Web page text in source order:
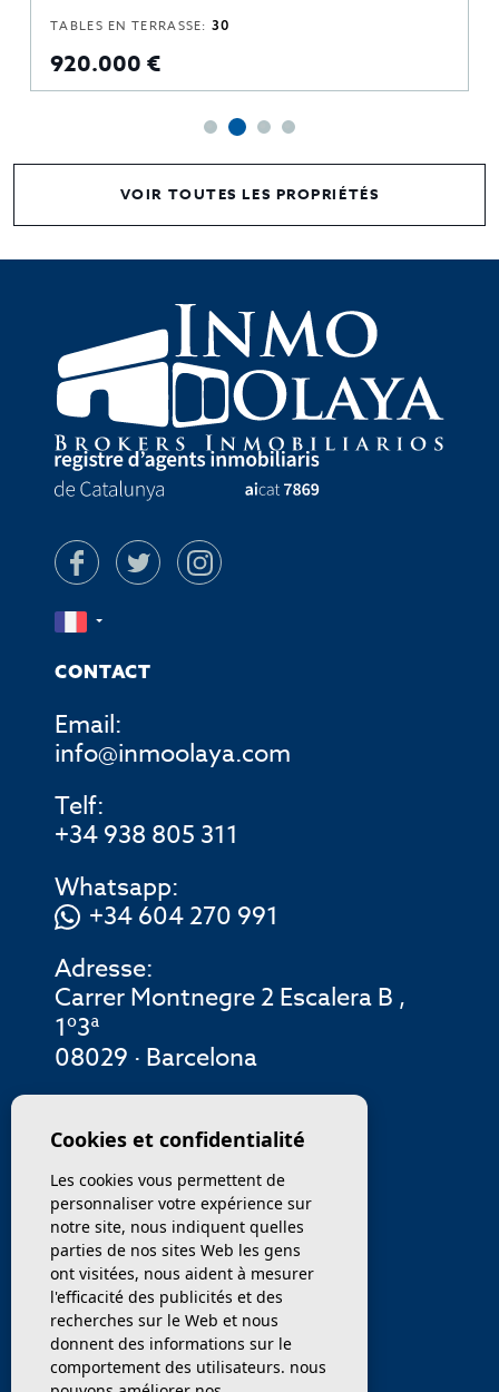
TABLES EN TERRASSE: 30
920.000 €
VOIR TOUTES LES PROPRIÉTÉS
CONTACT
Email:
info@inmoolaya.com
Telf:
+34 938 805 311
Whatsapp:
+34 604 270 991
Adresse:
Carrer Montnegre 2 Escalera B ,
1º3ª
08029 · Barcelona
MENU
ENTREPRISE
PROPRIÉTÉS
SERVICES
VENDEZ / TRANSFÉRER
Cookies et confidentialité
Les cookies vous permettent de
personnaliser votre expérience sur
notre site, nous indiquent quelles
parties de nos sites Web les gens
ont visitées, nous aident à mesurer
l'efficacité des publicités et des
recherches sur le Web et nous
donnent des informations sur le
comportement des utilisateurs. nous